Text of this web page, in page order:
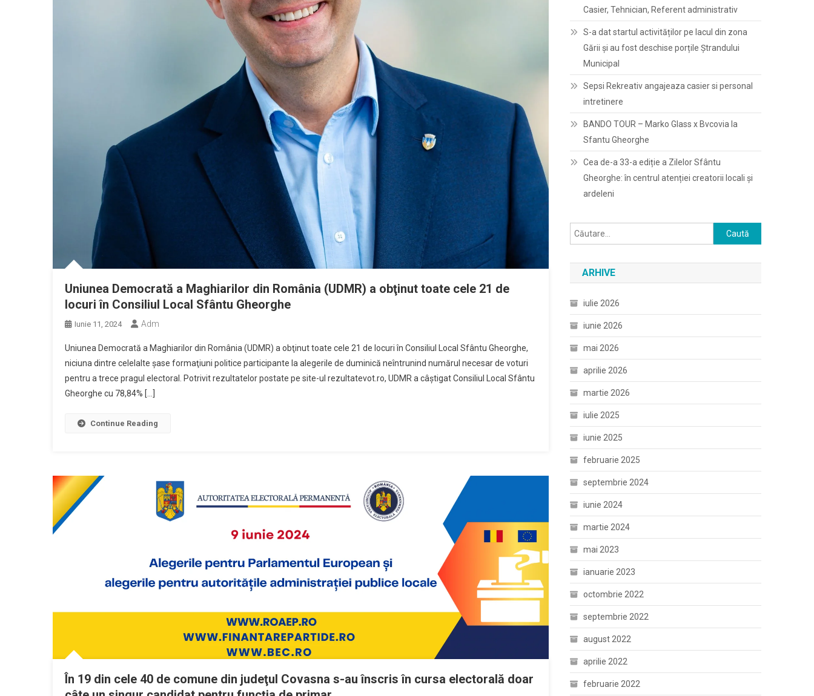
Uniunea Democrată a Maghiarilor din România (UDMR) a obţinut toate cele 21 de
locuri în Consiliul Local Sfântu Gheorghe
Iunie 11, 2024 Adm
Uniunea Democrată a Maghiarilor din România (UDMR) a obţinut toate cele 21 de locuri în Consiliul Local Sfântu Gheorghe,
niciuna dintre celelalte şase formaţiuni politice participante la alegerile de duminică neîntrunind numărul necesar de voturi
pentru a trece pragul electoral. Potrivit rezultatelor postate pe site-ul rezultatevot.ro, UDMR a câştigat Consiliul Local Sfântu
Gheorghe cu 78,84% […]
Continue Reading
În 19 din cele 40 de comune din judeţul Covasna s-au înscris în cursa electorală doar
Casier, Tehnician, Referent administrativ
S-a dat startul activităților pe lacul din zona
Gării și au fost deschise porțile Ștrandului
Municipal
Sepsi Rekreativ angajeaza casier si personal
intretinere
BANDO TOUR – Marko Glass x Bvcovia la
Sfantu Gheorghe
Cea de-a 33-a ediție a Zilelor Sfântu
Gheorghe: în centrul atenției creatorii locali și
ardeleni
Caută
după:
ARHIVE
iulie 2026
iunie 2026
mai 2026
aprilie 2026
martie 2026
iulie 2025
iunie 2025
februarie 2025
septembrie 2024
iunie 2024
martie 2024
mai 2023
ianuarie 2023
octombrie 2022
septembrie 2022
august 2022
aprilie 2022
februarie 2022